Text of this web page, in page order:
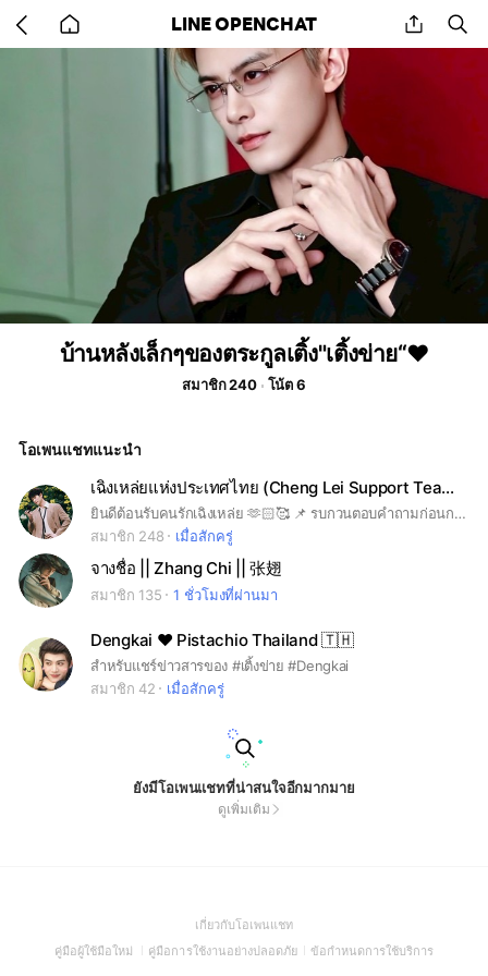
back
to
LINE OPENCHAT share
บ้านหลังเล็กๆของตระกูลเติ้ง"เติ้งข่าย“❤️
สมาชิก 240 โน้ต 6
โอเพนแชทแนะนำ
เฉิงเหล่ยแห่งประเทศไทย (Cheng Lei Support Team 🇹🇭)
ยินดีต้อนรับคนรักเฉิงเหล่ย 🫶🏻🥰 📌 รบกวนตอบคำถามก่อนกดเข้าบ้านค่ะ
สมาชิก 248
เมื่อสักครู่
จางชื่อ || Zhang Chi || 张翅
สมาชิก 135 1 ชั่วโมงที่ผ่านมา
Dengkai ❤ Pistachio Thailand 🇹🇭
สำหรับแชร์ข่าวสารของ #เติ้งข่าย #Dengkai
สมาชิก 42
เมื่อสักครู่
ยังมีโอเพนแชทที่น่าสนใจอีกมากมาย
ดูเพิ่มเติม
เกี่ยวกับโอเพนแชท(Open
in
คู่มือผู้ใช้มือใหม่
(Open
คู่มือการใช้งานอย่างปลอดภัย(Open
ข้อกำหนดการใช้บริการ(Open